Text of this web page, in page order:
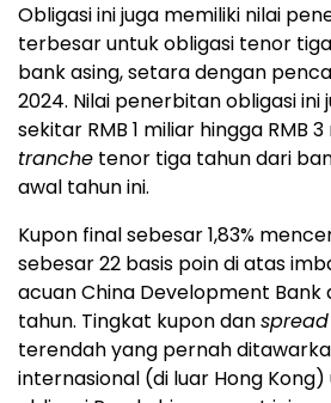
Obligasi ini juga memiliki nilai
terbesar untuk obligasi tenor
bank asing, setara dengan
2024. Nilai penerbitan obligasi ini
sekitar RMB 1 miliar hingga RMB
tranche tenor tiga tahun dari
awal tahun ini.
Kupon final sebesar 1,83%
sebesar 22 basis poin di atas
acuan China Development
tahun. Tingkat kupon danspread
terendah yang pernah
internasional (di luar Hong